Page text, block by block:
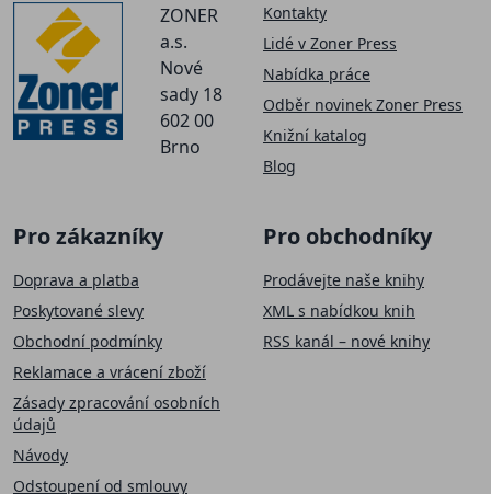
ZONER
a.s.
Nové
sady 18
602 00
Brno
Kontakty
Lidé v Zoner Press
Nabídka práce
Odběr novinek Zoner Press
Knižní katalog
Blog
Pro zákazníky
Doprava a platba
Poskytované slevy
Obchodní podmínky
Reklamace a vrácení zboží
Zásady zpracování osobních
údajů
Návody
Odstoupení od smlouvy
Pro obchodníky
Prodávejte naše knihy
XML s nabídkou knih
RSS kanál – nové knihy